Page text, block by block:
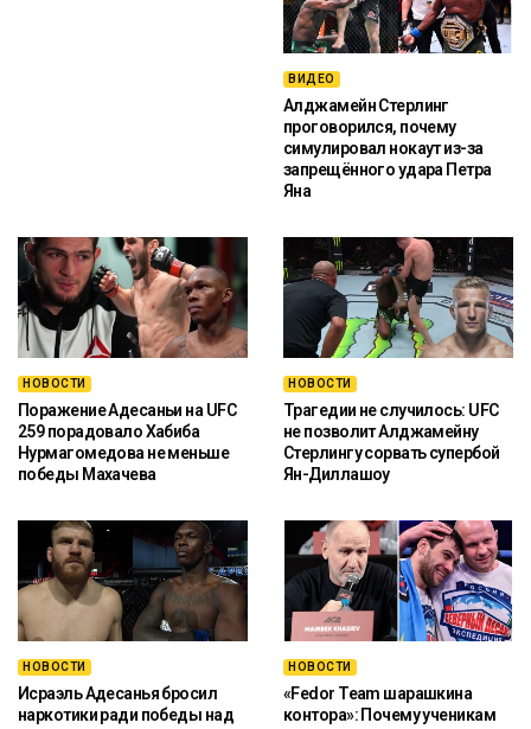
ВИДЕО
Алджамейн Стерлинг
проговорился, почему
симулировал нокаут из-за
запрещённого удара Петра
Яна
НОВОСТИ
Поражение Адесаньи на UFC
259 порадовало Хабиба
Нурмагомедова не меньше
победы Махачева
НОВОСТИ
Трагедии не случилось: UFC
не позволит Алджамейну
Стерлингу сорвать супербой
Ян-Диллашоу
НОВОСТИ
Исраэль Адесанья бросил
наркотики ради победы над
НОВОСТИ
«Fedor Team шарашкина
контора»: Почему ученикам